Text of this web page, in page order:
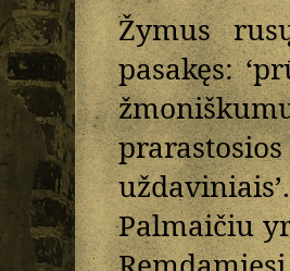
Žymus
pasakęs:
Palmaičiu